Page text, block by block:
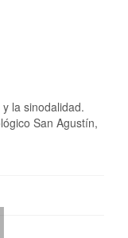
la sinodalidad.
San Agustín,